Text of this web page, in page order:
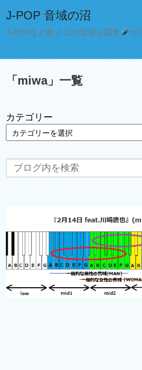
J-POP 音域の沼
J-POPなど歌メロの音域を調査 カ
「 miwa」 一覧
カテゴリー